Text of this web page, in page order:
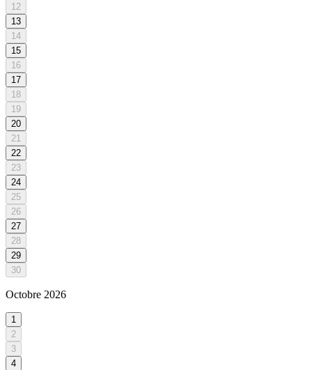
12
13
14
15
16
17
18
19
20
21
22
23
24
25
26
27
28
29
30
Octobre 2026
1
2
3
4